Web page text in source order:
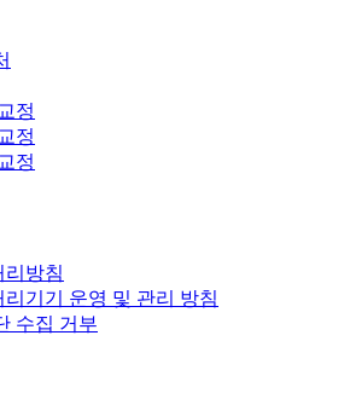
정
정
정
리방침
리기기 운영 및 관리 방침
수집 거부